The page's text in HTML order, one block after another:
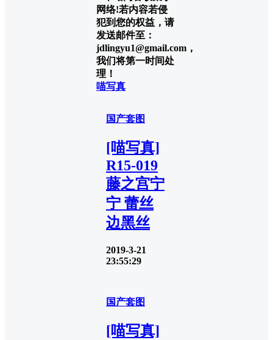
网络!若内容若侵
犯到您的权益，请
发送邮件至：
jdlingyu1@gmail.com，
我们将第一时间处
理！
喵写真
国产套图
[喵写真]
R15-019
藤之宫宁
宁 蕾丝
边黑丝
2019-3-21
23:55:29
国产套图
[喵写真]